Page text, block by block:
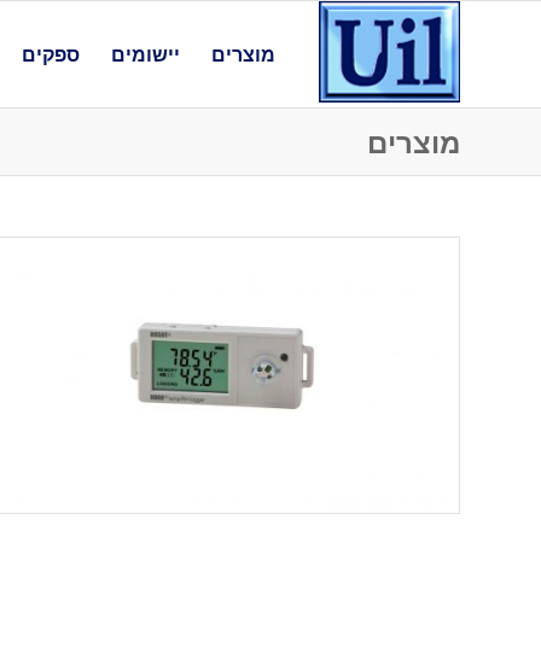
מוצרים יישומים ספקים
מוצרים